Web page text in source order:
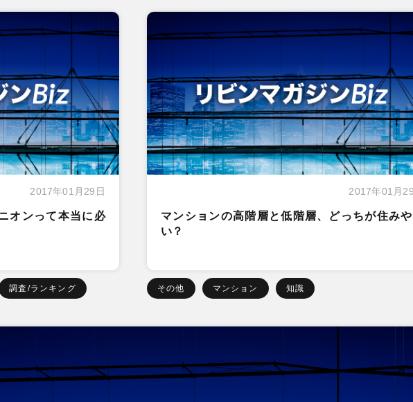
2017年01月29日
オンって本当に必
調査/ランキング
2017年01月
マンションの高階層と低階層、どっちが住み
い？
その他 マンション 知識